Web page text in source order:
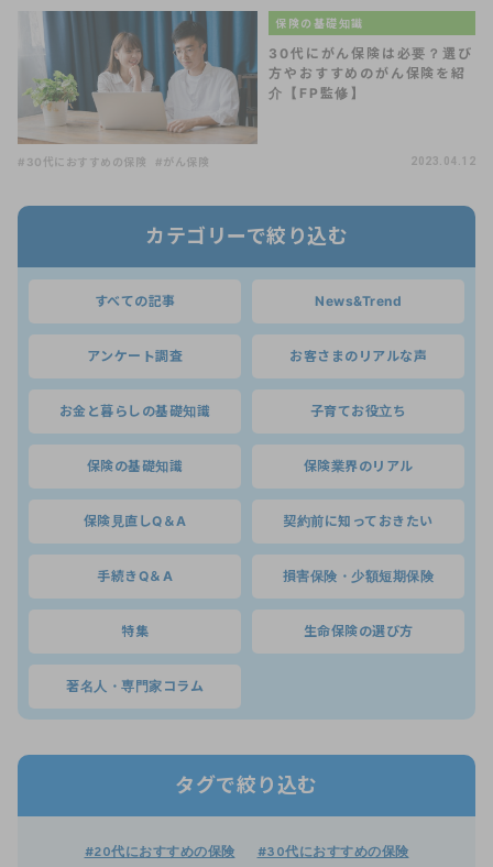
保険の基礎知識
30代にがん保険は必要？選び
方やおすすめのがん保険を紹
介【FP監修】
#30代におすすめの保険 #がん保険 2023.04.12
カテゴリーで絞り込む
すべての記事 News&Trend
アンケート調査 お客さまのリアルな声
お金と暮らしの基礎知識 子育てお役立ち
保険の基礎知識 保険業界のリアル
保険見直しQ＆A 契約前に知っておきたい
手続きQ＆A 損害保険・少額短期保険
特集 生命保険の選び方
著名人・専門家コラム
タグで絞り込む
#20代におすすめの保険 #30代におすすめの保険